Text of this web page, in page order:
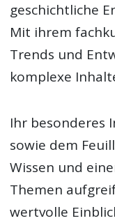
geschichtliche
Mit ihrem
Trends und
komplexe
Ihr besonderes
sowie dem
Wissen und
Themen
wertvolle